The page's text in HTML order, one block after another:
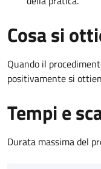
Cosa si
Quando il
positivamente si
Tempi e
Durata massima del